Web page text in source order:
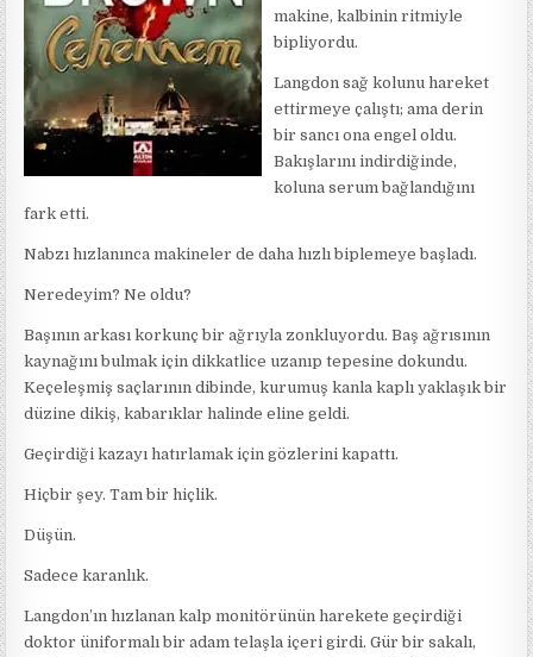
makine, kalbinin ritmiyle
bipliyordu.
Langdon sağ kolunu hareket
ettirmeye çalıştı; ama derin
bir sancı ona engel oldu.
Bakışlarını indirdiğinde,
koluna serum bağlandığını
fark etti.
Nabzı hızlanınca makineler de daha hızlı biplemeye başladı.
Neredeyim? Ne oldu?
Başının arkası korkunç bir ağrıyla zonkluyordu. Baş ağrısının
kaynağını bulmak için dikkatlice uzanıp tepesine dokundu.
Keçeleşmiş saçlarının dibinde, kurumuş kanla kaplı yaklaşık bir
düzine dikiş, kabarıklar halinde eline geldi.
Geçirdiği kazayı hatırlamak için gözlerini kapattı.
Hiçbir şey. Tam bir hiçlik.
Düşün.
Sadece karanlık.
Langdon’ın hızlanan kalp monitörünün harekete geçirdiği
doktor üniformalı bir adam telaşla içeri girdi. Gür bir sakalı,